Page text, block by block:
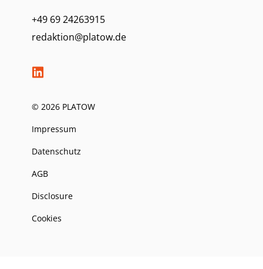
+49 69 24263915
redaktion@platow.de
© 2026 PLATOW
Impressum
Datenschutz
AGB
Disclosure
Cookies